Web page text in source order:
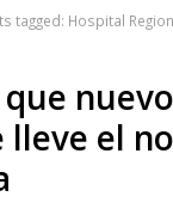
tagged: Hospital
que
lleve el